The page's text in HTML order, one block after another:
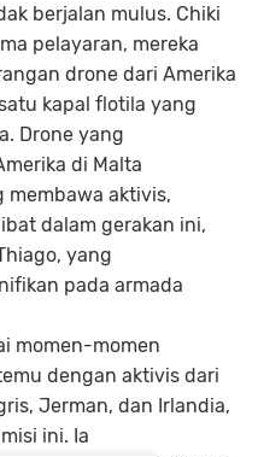
berjalan mulus. Chiki
pelayaran, mereka
drone dari Amerika
kapal flotila yang
Drone yang
di Malta
membawa aktivis,
dalam gerakan ini,
yang
pada armada
momen-momen
dengan aktivis dari
Jerman, dan Irlandia,
ini. Ia